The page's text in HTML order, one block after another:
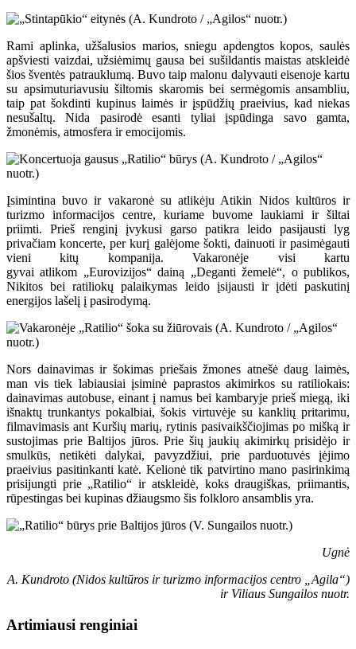
Rami aplinka, užšalusios marios, sniegu apdengtos kopos, saulės
apšviesti vaizdai, užsiėmimų gausa bei sušildantis maistas atskleidė
šios šventės patrauklumą. Buvo taip malonu dalyvauti eisenoje kartu
su apsimuturiavusiu šiltomis skaromis bei sermėgomis ansambliu,
taip pat šokdinti kupinus laimės ir įspūdžių praeivius, kad niekas
nesušaltų. Nida pasirodė esanti tyliai įspūdinga savo gamta,
žmonėmis, atmosfera ir emocijomis.
Įsimintina buvo ir vakaronė su atlikėju Atikin Nidos kultūros ir
turizmo informacijos centre, kuriame buvome laukiami ir šiltai
priimti. Prieš renginį įvykusi garso patikra leido pasijausti lyg
privačiam koncerte, per kurį galėjome šokti, dainuoti ir pasimėgauti
vieni kitų kompanija. Vakaronėje visi kartu
gyvai atlikom „Eurovizijos“ dainą „Deganti žemelė“, o publikos,
Nikitos bei ratiliokų palaikymas leido įsijausti ir įdėti paskutinį
energijos lašelį į pasirodymą.
Nors dainavimas ir šokimas priešais žmones atnešė daug laimės,
man vis tiek labiausiai įsiminė paprastos akimirkos su ratiliokais:
dainavimas autobuse, einant į namus bei kambaryje prieš miegą, iki
išnaktų trunkantys pokalbiai, šokis virtuvėje su kanklių pritarimu,
filmavimasis ant Kuršių marių, rytinis pasivaikščiojimas po mišką ir
sustojimas prie Baltijos jūros. Prie šių jaukių akimirkų prisidėjo ir
smulkūs, netikėti dalykai, pavyzdžiui, prie parduotuvės įėjimo
praeivius pasitinkanti katė. Kelionė tik patvirtino mano pasirinkimą
prisijungti prie „Ratilio“ ir atskleidė, koks draugiškas, priimantis,
rūpestingas bei kupinas džiaugsmo šis folkloro ansamblis yra.
Ugnė
A. Kundroto (Nidos kultūros ir turizmo informacijos centro „Agila“)
ir Viliaus Sungailos nuotr.
Artimiausi renginiai